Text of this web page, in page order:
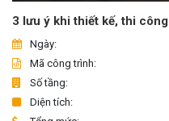
3 lưu ý khi thiết kế, thi
Ngày:
Mã công trình:
Số tầng:
Diện tích: